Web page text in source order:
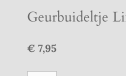
Geurbuideltje
€ 7,95